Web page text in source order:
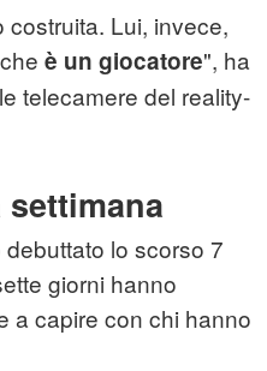
Lui, invece,
è un giocatore", ha
telecamere del reality-
lo scorso 7
giorni hanno
a capire con chi hanno